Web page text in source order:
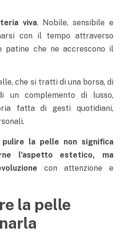
viva. Nobile, sensibile e
con il tempo attraverso
patine che ne accrescono il
che si tratti di una borsa, di
un complemento di lusso,
fatta di gesti quotidiani,
pulire la pelle non significa
l’aspetto estetico, ma
con attenzione e
la pelle